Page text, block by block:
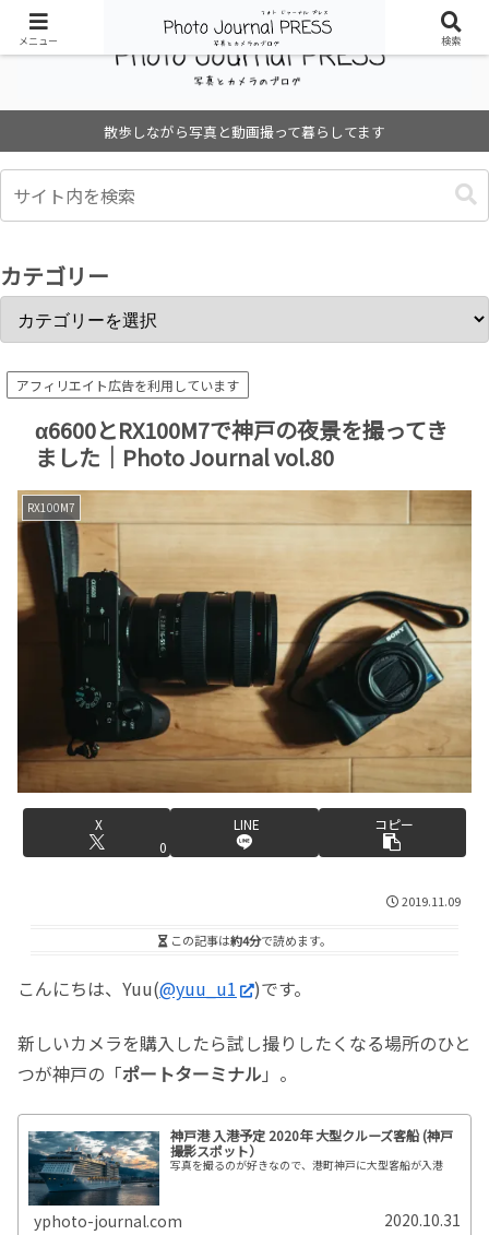
散歩しながら写真と動画撮って暮らしてます
カテゴリー
アフィリエイト広告を利用しています
α6600とRX100M7で神戸の夜景を撮ってき
ました｜Photo Journal vol.80
RX100M7
X
0
LINE コピー
2019.11.09
この記事は約4分で読めます。
こんにちは、Yuu(@yuu_u1 )です。
新しいカメラを購入したら試し撮りしたくなる場所のひと
つが神戸の「ポートターミナル 」。
神戸港 入港予定 2020年 大型クルーズ客船 (神戸
撮影スポット）
写真を撮るのが好きなので、港町神戸に大型客船が入港
yphoto-journal.com 2020.10.31
メニュー 検索